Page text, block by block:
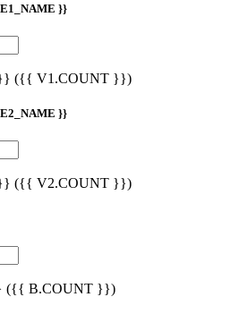
}}
({{ V1.COUNT }})
}}
({{ V2.COUNT }})
({{ B.COUNT }})